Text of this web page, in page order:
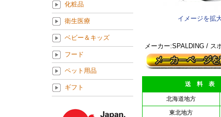
イメージを拡
メーカー:SPALDING / ス
送 料 表
北海道地方
東北地方
化粧品
衛生医療
ベビー＆キッズ
フード
ペット用品
ギフト